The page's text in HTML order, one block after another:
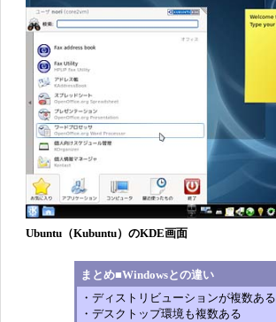
Ubuntu（Kubuntu）のKDE画面
まとめ■Windowsとの違い
・ディストリビューションが複数ある
・デスクトップ環境も複数ある